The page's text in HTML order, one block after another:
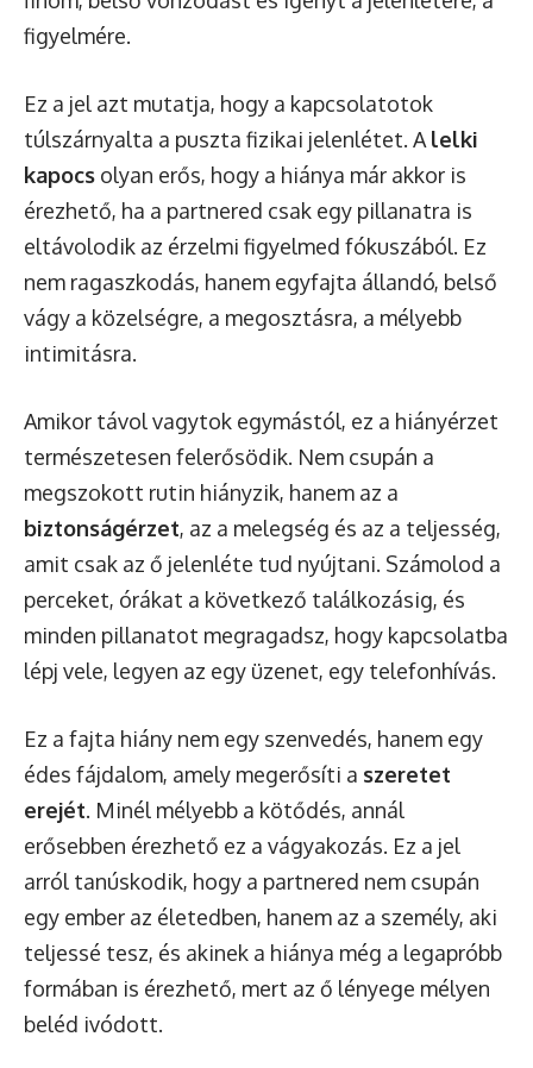
figyelmére.
Ez a jel azt mutatja, hogy a kapcsolatotok
túlszárnyalta a puszta fizikai jelenlétet. A lelki
kapocs olyan erős, hogy a hiánya már akkor is
érezhető, ha a partnered csak egy pillanatra is
eltávolodik az érzelmi figyelmed fókuszából. Ez
nem ragaszkodás, hanem egyfajta állandó, belső
vágy a közelségre, a megosztásra, a mélyebb
intimitásra.
Amikor távol vagytok egymástól, ez a hiányérzet
természetesen felerősödik. Nem csupán a
megszokott rutin hiányzik, hanem az a
biztonságérzet, az a melegség és az a teljesség,
amit csak az ő jelenléte tud nyújtani. Számolod a
perceket, órákat a következő találkozásig, és
minden pillanatot megragadsz, hogy kapcsolatba
lépj vele, legyen az egy üzenet, egy telefonhívás.
Ez a fajta hiány nem egy szenvedés, hanem egy
édes fájdalom, amely megerősíti a szeretet
erejét. Minél mélyebb a kötődés, annál
erősebben érezhető ez a vágyakozás. Ez a jel
arról tanúskodik, hogy a partnered nem csupán
egy ember az életedben, hanem az a személy, aki
teljessé tesz, és akinek a hiánya még a legapróbb
formában is érezhető, mert az ő lényege mélyen
beléd ivódott.